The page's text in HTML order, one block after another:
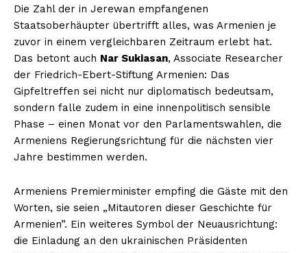
Die Zahl der in Jerewan empfangenen
Staatsoberhäupter übertrifft alles, was Armenien je
zuvor in einem vergleichbaren Zeitraum erlebt hat.
Das betont auch Nar Sukiasan, Associate Researcher
der Friedrich-Ebert-Stiftung Armenien: Das
Gipfeltreffen sei nicht nur diplomatisch bedeutsam,
sondern falle zudem in eine innenpolitisch sensible
Phase – einen Monat vor den Parlamentswahlen, die
Armeniens Regierungsrichtung für die nächsten vier
Jahre bestimmen werden.
Armeniens Premierminister empfing die Gäste mit den
Worten, sie seien „Mitautoren dieser Geschichte für
Armenien”. Ein weiteres Symbol der Neuausrichtung:
die Einladung an den ukrainischen Präsidenten